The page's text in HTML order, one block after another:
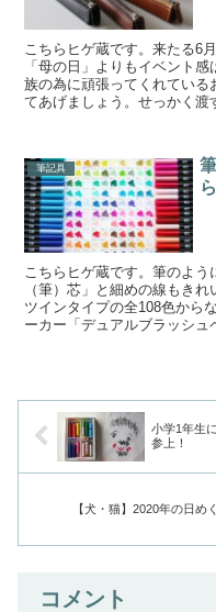
こちらヒゲ蔵です。来たる6
「母の日」よりもイベント
族の為に頑張ってくれている
てあげましょう。せっかく渡
筆記具
こちらヒゲ蔵です。筆のよ
（筆）芯」と細めの線もき
ツインタイプの全108色から
ーカー「デュアルブラッシ
小学1年生
参上！
【犬・猫】2020年の日め
コメント